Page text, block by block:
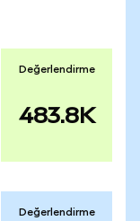
Değerlendirme
483.8K
Değerlendirme